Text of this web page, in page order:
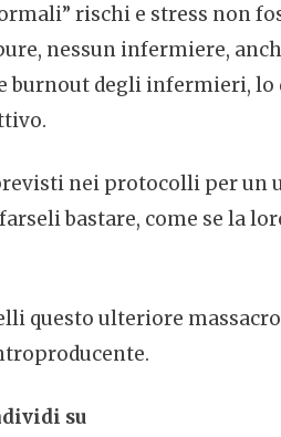
rischi e stress non
nessun infermiere,
burnout degli infermieri,
nei protocolli per un
bastare, come se la
questo ulteriore
su